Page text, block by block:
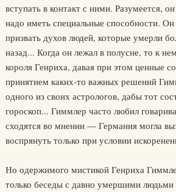
вступать в контакт с ними. Разумеется,
надо иметь специальные способности. Он
призвать духов людей, которые умерли
назад... Когда он лежал в полусне, то к
короля Генриха, давая при этом ценные
принятием каких-то важных решений
одного из своих астрологов, дабы тот
гороскоп... Гиммлер часто любил
сходятся во мнении — Германия могла
воспрянуть только при условии
Но одержимого мистикой Генриха
только беседы с давно умершими людьми